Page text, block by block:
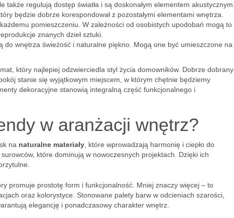
także regulują dostęp światła i są doskonałym elementem akustycznym.
będzie dobrze korespondował z pozostałymi elementami wnętrza.
pomieszczeniu. W zależności od osobistych upodobań mogą to
znanych dzieł sztuki.
do wnętrza świeżość i naturalne piękno. Mogą one być umieszczone na
który najlepiej odzwierciedla styl życia domowników. Dobrze dobrany
stanie się wyjątkowym miejscem, w którym chętnie będziemy
dekoracyjne stanowią integralną część funkcjonalnego i
w aranżacji wnętrz?
na naturalne materiały , które wprowadzają harmonię i ciepło do
które dominują w nowoczesnych projektach. Dzięki ich
promuje prostotę form i funkcjonalność. Mniej znaczy więcej – to
oraz kolorystyce. Stonowane palety barw w odcieniach szarości,
elegancję i ponadczasowy charakter wnętrz.